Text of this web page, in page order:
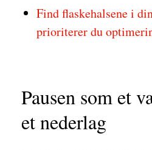
Find flaskehalsene i
prioriterer du
Pausen som et
et nederlag